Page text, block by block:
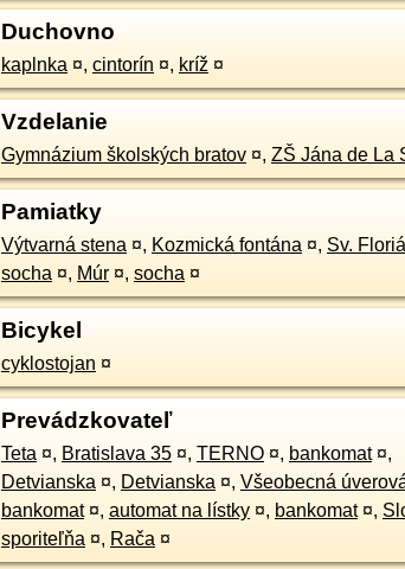
Duchovno
kaplnka ¤, cintorín ¤, kríž ¤
Vzdelanie
Gymnázium školských bratov ¤, ZŠ Jána de La
Pamiatky
Výtvarná stena ¤, Kozmická fontána ¤, Sv.
socha ¤, Múr ¤, socha ¤
Bicykel
cyklostojan ¤
Prevádzkovateľ
Teta ¤, Bratislava 35 ¤, TERNO ¤, bankomat ¤,
Detvianska ¤, Detvianska ¤, Všeobecná
bankomat ¤, automat na lístky ¤, bankomat ¤,
sporiteľňa ¤, Rača ¤